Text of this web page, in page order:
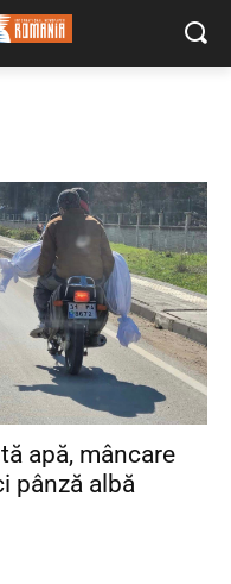
apă, mâncare
pânză albă